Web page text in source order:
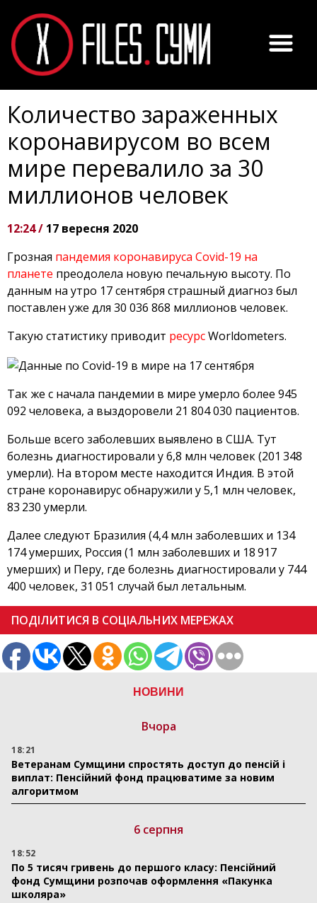
НОВИНИ
Вчора
18:21
Ветеранам Сумщини спростять доступ до пенсій і
виплат: Пенсійний фонд працюватиме за новим
алгоритмом
6 серпня
18:52
По 5 тисяч гривень до першого класу: Пенсійний
фонд Сумщини розпочав оформлення «Пакунка
школяра»
Количество зараженных
коронавирусом во всем
мире перевалило за 30
миллионов человек
12:24 / 17 вересня 2020
Грозная пандемия коронавируса Covid-19 на
планете преодолела новую печальную высоту. По
данным на утро 17 сентября страшный диагноз был
поставлен уже для 30 036 868 миллионов человек.
Такую статистику приводит ресурсWorldometers.
Так же с начала пандемии в мире умерло более 945
092 человека, а выздоровели 21 804 030 пациентов.
Больше всего заболевших выявлено в США. Тут
болезнь диагностировали у 6,8 млн человек (201 348
умерли). На втором месте находится Индия. В этой
стране коронавирус обнаружили у 5,1 млн человек,
83 230 умерли.
Далее следуют Бразилия (4,4 млн заболевших и 134
174 умерших, Россия (1 млн заболевших и 18 917
умерших) и Перу, где болезнь диагностировали у 744
400 человек, 31 051 случай был летальным.
ПОДІЛИТИСЯ В СОЦІАЛЬНИХ МЕРЕЖАХ